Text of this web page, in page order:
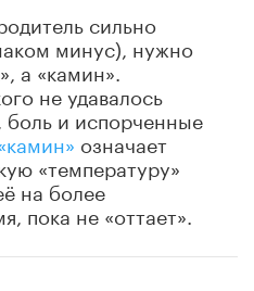
сильно
минус), нужно
а «камин».
не удавалось
боль и испорченные
означает
«температуру»
на более
пока не «оттает».